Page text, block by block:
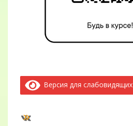
Версия для слабовидящих
ВКонтакте